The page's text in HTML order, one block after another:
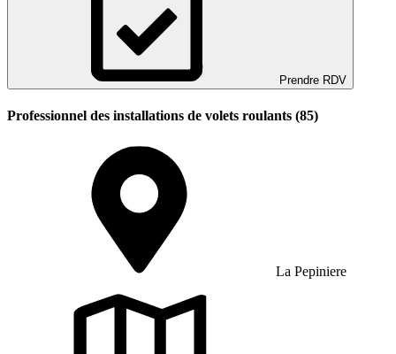
Prendre RDV
Professionnel des installations de volets roulants (85)
La Pepiniere